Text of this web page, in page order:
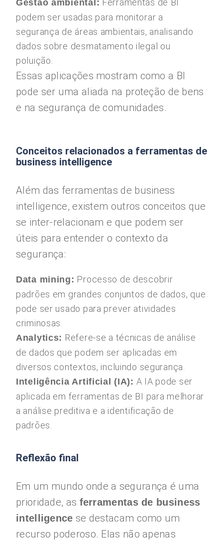
Gestão ambiental: Ferramentas de BI
podem ser usadas para monitorar a
segurança de áreas ambientais, analisando
dados sobre desmatamento ilegal ou
poluição.
Essas aplicações mostram como a BI
pode ser uma aliada na proteção de bens
e na segurança de comunidades.
Conceitos relacionados a ferramentas de
business intelligence
Além das ferramentas de business
intelligence, existem outros conceitos que
se inter-relacionam e que podem ser
úteis para entender o contexto da
segurança:
Data mining: Processo de descobrir
padrões em grandes conjuntos de dados, que
pode ser usado para prever atividades
criminosas.
Analytics: Refere-se a técnicas de análise
de dados que podem ser aplicadas em
diversos contextos, incluindo segurança.
Inteligência Artificial (IA): A IA pode ser
aplicada em ferramentas de BI para melhorar
a análise preditiva e a identificação de
padrões.
Reflexão final
Em um mundo onde a segurança é uma
prioridade, as ferramentas de business
intelligence se destacam como um
recurso poderoso. Elas não apenas